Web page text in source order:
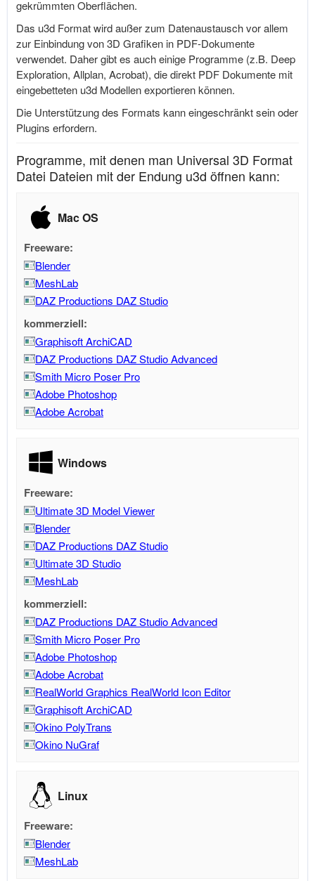
gekrümmten Oberflächen.
Das u3d Format wird außer zum Datenaustausch vor allem
zur Einbindung von 3D Grafiken in PDF-Dokumente
verwendet. Daher gibt es auch einige Programme (z.B. Deep
Exploration, Allplan, Acrobat), die direkt PDF Dokumente mit
eingebetteten u3d Modellen exportieren können.
Die Unterstützung des Formats kann eingeschränkt sein oder
Plugins erfordern.
Programme, mit denen man Universal 3D Format
Datei Dateien mit der Endung u3d öffnen kann:
Mac OS
Freeware:
Blender
MeshLab
DAZ Productions DAZ Studio
kommerziell:
Graphisoft ArchiCAD
DAZ Productions DAZ Studio Advanced
Smith Micro Poser Pro
Adobe Photoshop
Adobe Acrobat
Windows
Freeware:
Ultimate 3D Model Viewer
Blender
DAZ Productions DAZ Studio
Ultimate 3D Studio
MeshLab
kommerziell:
DAZ Productions DAZ Studio Advanced
Smith Micro Poser Pro
Adobe Photoshop
Adobe Acrobat
RealWorld Graphics RealWorld Icon Editor
Graphisoft ArchiCAD
Okino PolyTrans
Okino NuGraf
Linux
Freeware:
Blender
MeshLab